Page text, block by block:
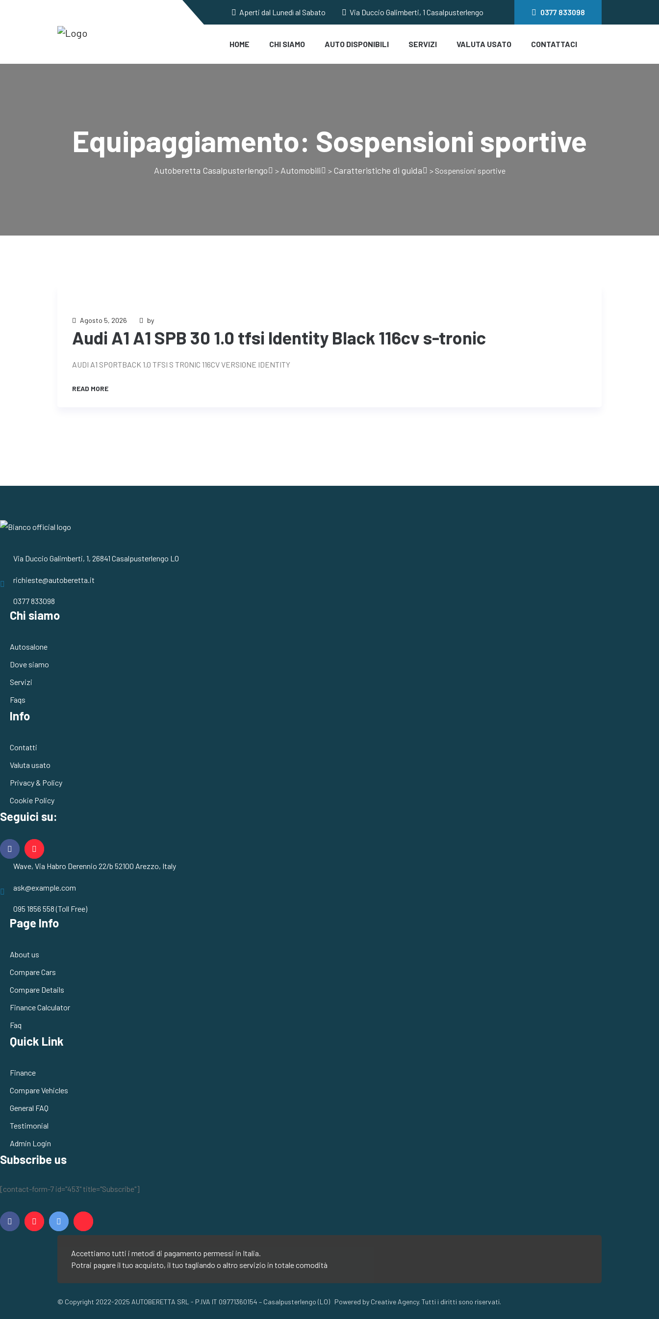
Aperti dal Lunedì al Sabato Via Duccio Galimberti, 1 Casalpusterlengo 0377 833098
HOME CHI SIAMO AUTO DISPONIBILI SERVIZI VALUTA USATO CONTATTACI
Equipaggiamento: Sospensioni sportive
Autoberetta Casalpusterlengo > Automobili > Caratteristiche di guida > Sospensioni sportive
Agosto 5, 2026 by
Audi A1 A1 SPB 30 1.0 tfsi Identity Black 116cv s-tronic
AUDI A1 SPORTBACK 1.0 TFSI S TRONIC 116CV VERSIONE IDENTITY
READ MORE
Via Duccio Galimberti, 1, 26841 Casalpusterlengo LO
richieste@autoberetta.it
0377 833098
Chi siamo
Autosalone
Dove siamo
Servizi
Faqs
Info
Contatti
Valuta usato
Privacy & Policy
Cookie Policy
Seguici su:
Wave, Via Habro Derennio 22/b 52100 Arezzo, Italy
ask@example.com
095 1856 558 (Toll Free)
Page Info
About us
Compare Cars
Compare Details
Finance Calculator
Faq
Quick Link
Finance
Compare Vehicles
General FAQ
Testimonial
Admin Login
Subscribe us
[contact-form-7 id="453" title="Subscribe"]
Accettiamo tutti i metodi di pagamento permessi in Italia.
Potrai pagare il tuo acquisto, il tuo tagliando o altro servizio in totale comodità
© Copyright 2022-2025 AUTOBERETTA SRL - P.IVA IT 09771360154 – Casalpusterlengo (LO) Powered by Creative Agency. Tutti i diritti sono riservati.